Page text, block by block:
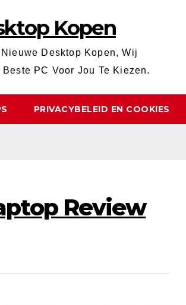
Kopen
Desktop Kopen, Wij
PC Voor Jou Te Kiezen.
PRIVACYBELEID EN COOKIES
Review